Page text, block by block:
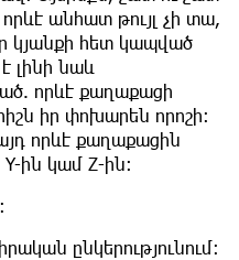
անհատ թույլ չի տա,
կյանքի հետ կապված
լինի նաև
որևէ քաղաքացի
իր փոխարեն որոշի:
որևէ քաղաքացին
Y-ին կամ Z-ին:
ընկերությունում: